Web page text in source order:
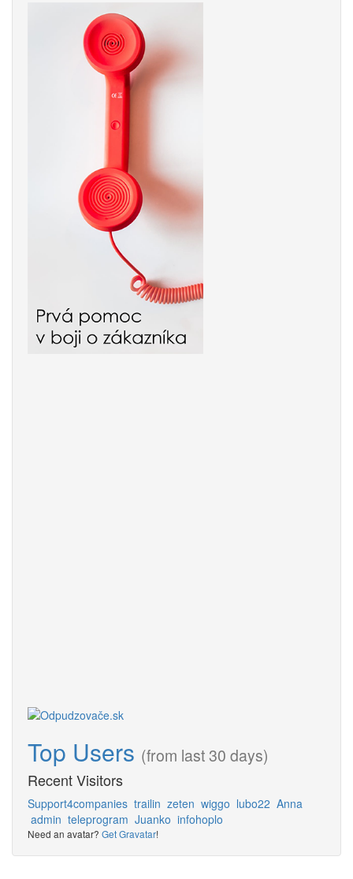
Top Users (from last 30 days)
Recent Visitors
Support4companies trailin zeten wiggo lubo22 Anna
admin teleprogram Juanko infohoplo
Need an avatar? Get Gravatar!